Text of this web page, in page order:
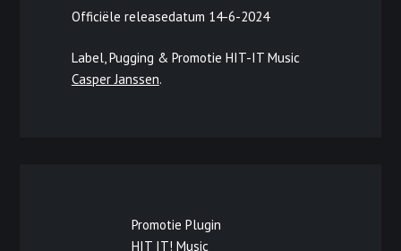
Officiële releasedatum 14-6-2024
Label, Pugging & Promotie HIT-IT Music
Casper Janssen.
Promotie Plugin
HIT IT! Music